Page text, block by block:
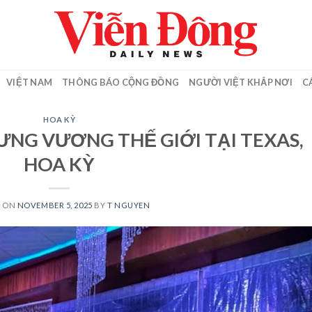
VIỆT NAM THÔNG BÁO CỘNG ĐỒNG NGƯỜI VIỆT KHẮP NƠI
HOA KỲ
VƯƠNG THẾ GIỚI TẠI TEXAS,
HOA KỲ
ON NOVEMBER 5, 2025 BY T NGUYEN